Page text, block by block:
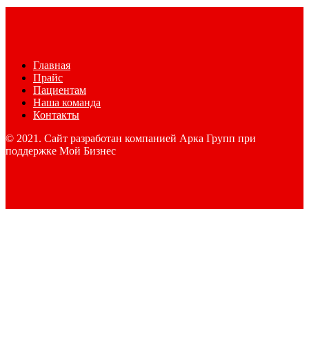
Главная
Прайс
Пациентам
Наша команда
Контакты
© 2021. Сайт разработан компанией Арка Групп при
поддержке Мой Бизнес